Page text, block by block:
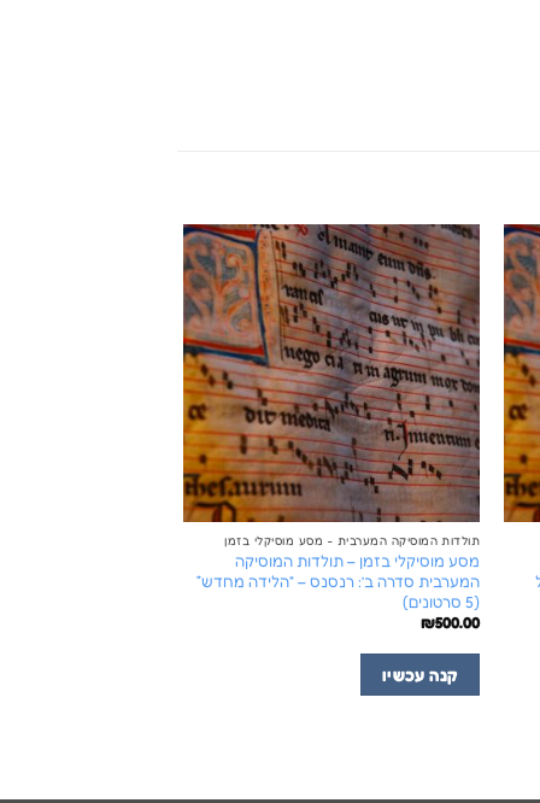
תולדות המוסיקה המערבית - מסע מוסיקלי בזמן
מסע מוסיקלי בזמן – תולדות המוסיקה
המערבית סדרה ב’: רנסנס – “הלידה מחדש”
(5 סרטונים)
₪500.00
קנה עכשיו